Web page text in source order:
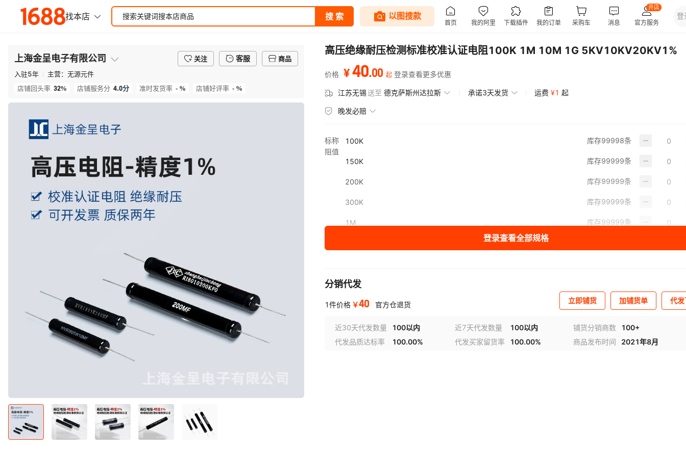
上海金呈电子有限公司 关注 客服
商品
入驻5年 主营： 无源元件
店铺回头率 32% 店铺服务分 4.0分 准时发货率 - % 店铺好评率 - %
高压绝缘耐压检测标准校准认证电阻100K 1M 10M 1G 5KV10KV20KV1%
价格 ¥40.00 起 登录查看更多优惠
江苏无锡送至 德克萨斯州达拉斯 承诺3天发货 运费 ¥1 起
晚发必赔
标称
阻值
100K 库存99998条
150K 库存99999条
200K 库存99999条
300K 库存99999条
1M 库存99999条
5M
10M 库存 99999条
20M 库存99999条
30M 库存99999条
登录查看全部规格
分销代发
1件价格 ￥40 官方仓退货 立即铺货 加铺货单 代
近30天代发数量 100以内 近7天代发数量 100以内 铺货分销商数
100+
代发品质达标率
100.00% 代发买家留货率 100.00% 商品发布时间 2021年8月